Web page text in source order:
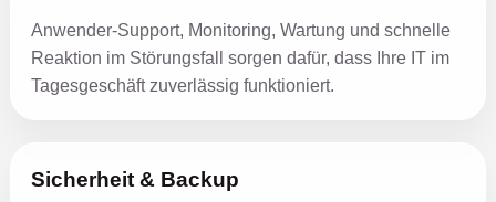
Anwender-Support, Monitoring, Wartung und schnelle
Reaktion im Störungsfall sorgen dafür, dass Ihre IT im
Tagesgeschäft zuverlässig funktioniert.
Sicherheit & Backup